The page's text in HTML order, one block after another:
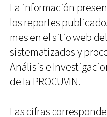
La información
los reportes
mes en el sitio web
sistematizados y
Análisis e
de la PROCUVIN.
Las cifras